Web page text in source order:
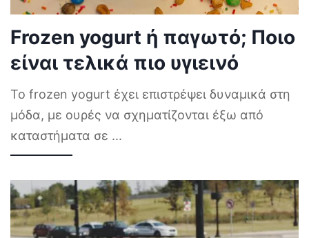
Frozen yogurt ή παγωτό; Ποιο
είναι τελικά πιο υγιεινό
Το frozen yogurt έχει επιστρέψει δυναμικά στη
μόδα, με ουρές να σχηματίζονται έξω από
καταστήματα σε ...